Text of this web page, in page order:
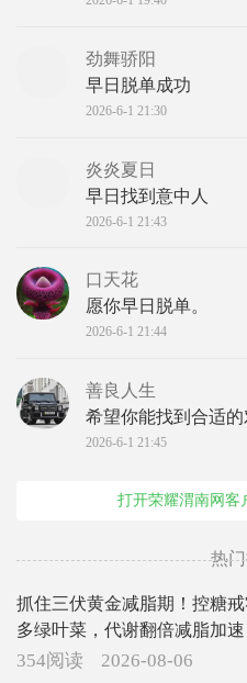
劲舞骄阳
早日脱单成功
2026-6-1 21:30
炎炎夏日
早日找到意中人
2026-6-1 21:43
口天花
愿你早日脱单。
2026-6-1 21:44
善良人生
希望你能找到合适的
2026-6-1 21:45
打开荣耀渭南网客
热
抓住三伏黄金减脂期！控糖戒
多绿叶菜，代谢翻倍减脂加速
354阅读 2026-08-06